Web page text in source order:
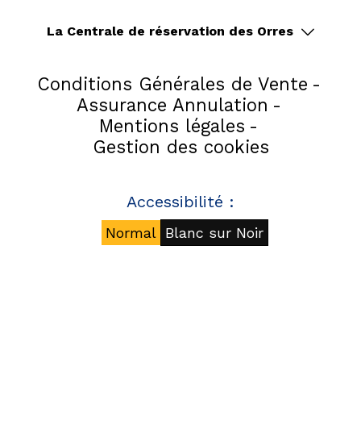
La Centrale de réservation des Orres
Conditions Générales de Vente
Assurance Annulation
Mentions légales
Gestion des cookies
Accessibilité :
Normal Blanc sur Noir